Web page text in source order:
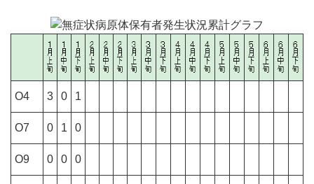
O4 3 0 1
O7 0 1 0
O9 0 0 0